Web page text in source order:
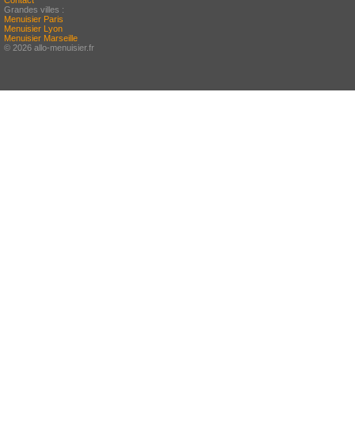
Grandes villes :
Menuisier Paris
Menuisier Lyon
Menuisier Marseille
© 2026 allo-menuisier.fr